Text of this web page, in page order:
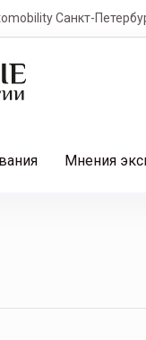
Санкт-
Мнения